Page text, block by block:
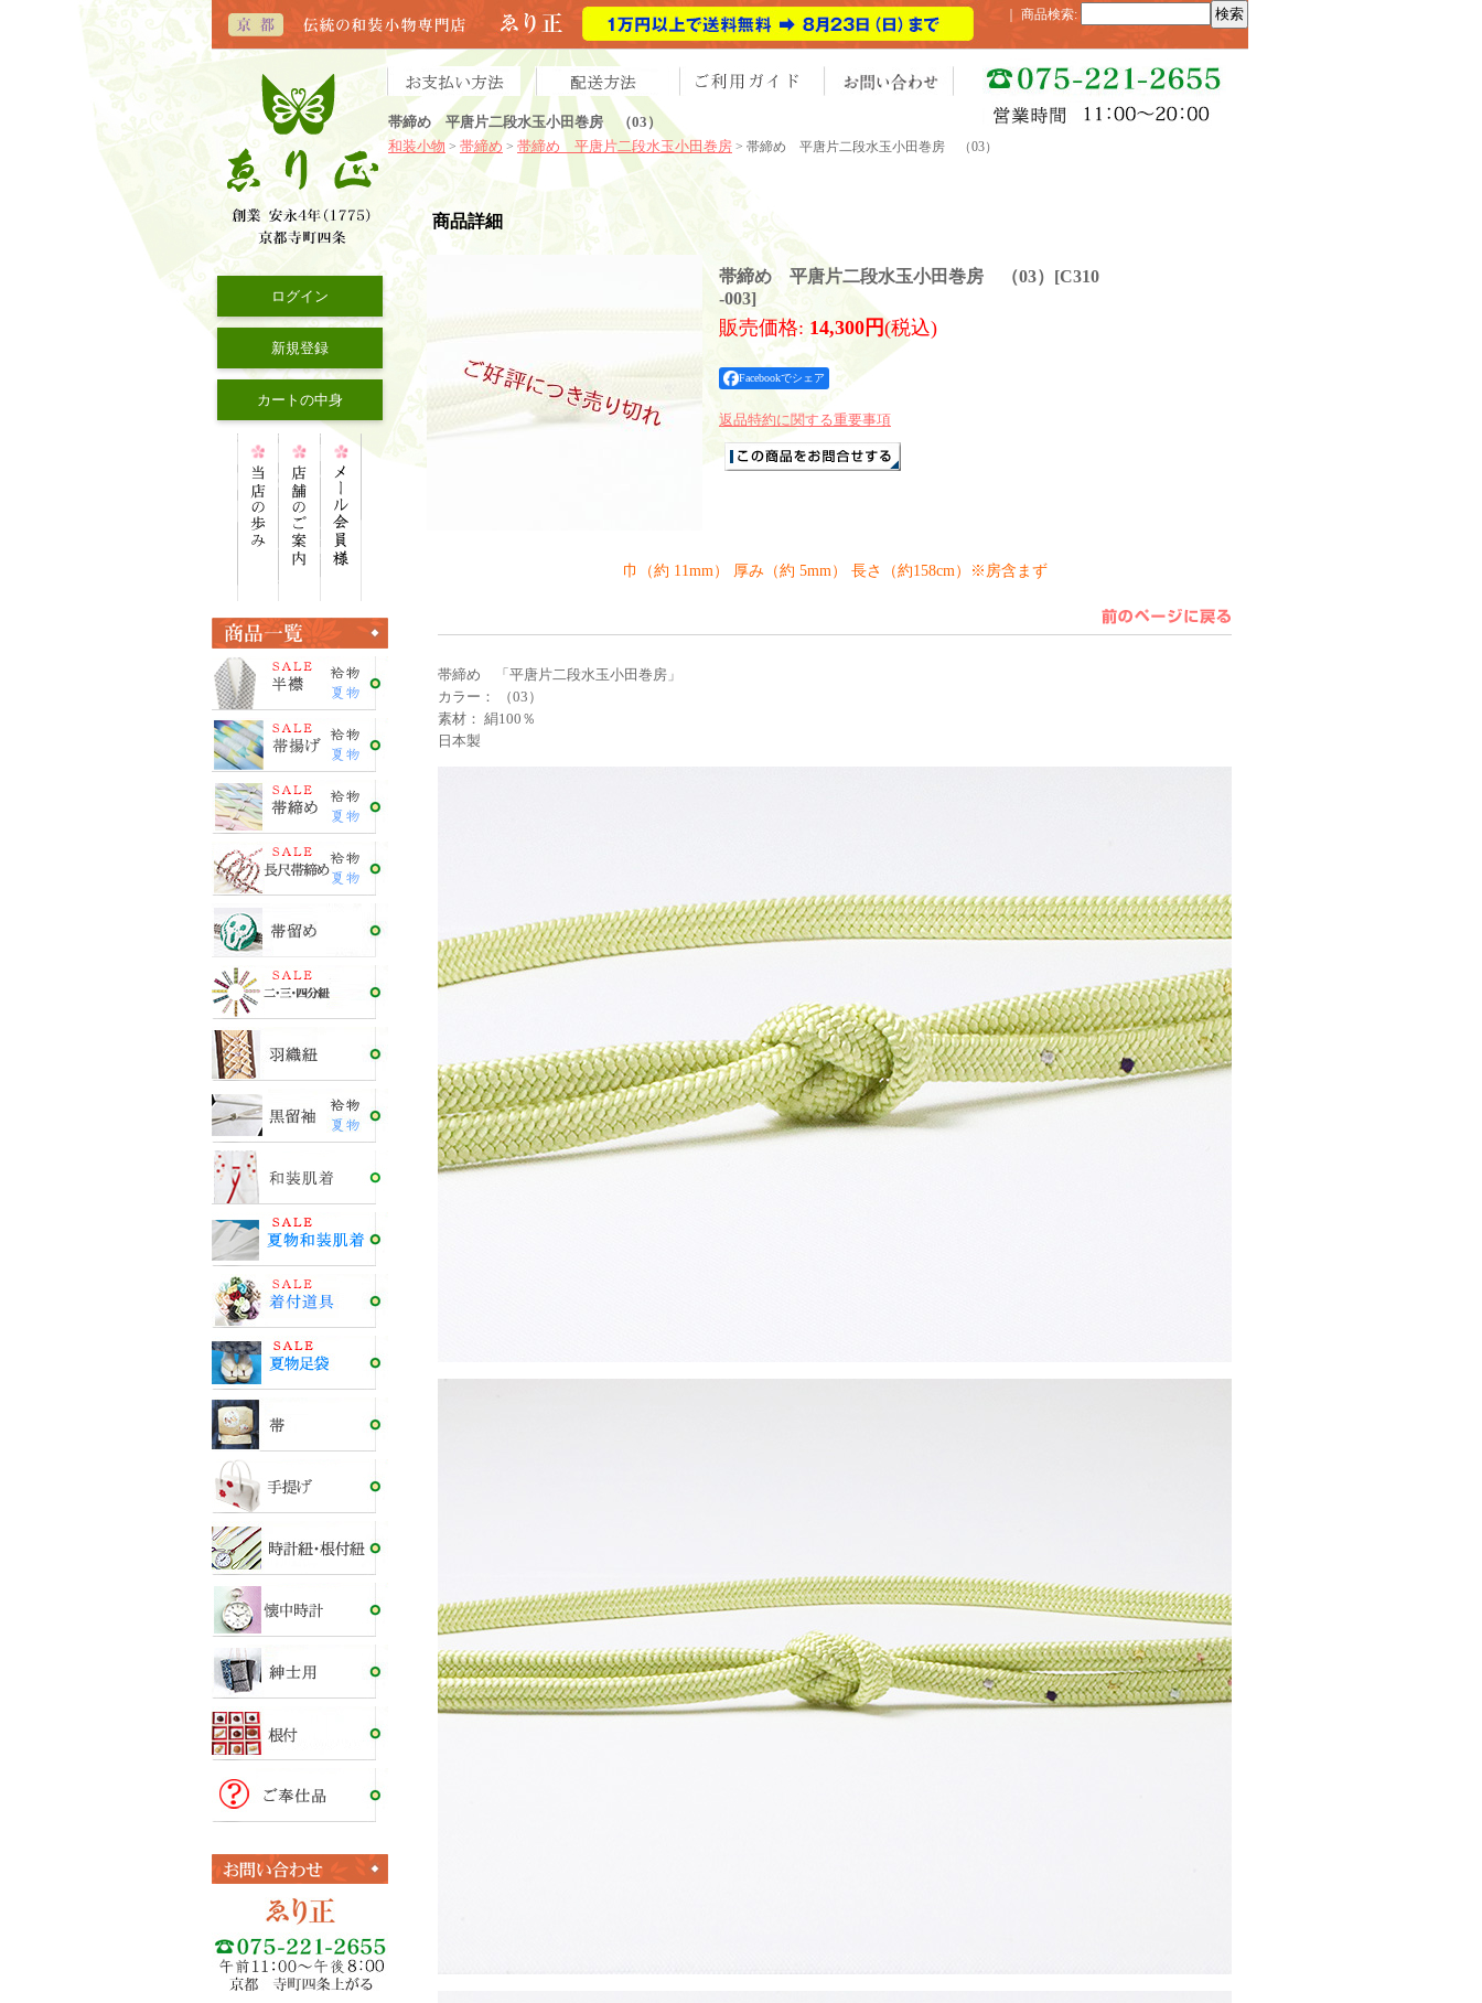
帯締め 平唐片二段水玉小田巻房 （03）
和装小物 > 帯締め > 帯締め 平唐片二段水玉小田巻房 > 帯締め 平唐片二段水玉小田巻房 （03）
商品検索:
ログイン
新規登録
カートの中身
商品詳細
帯締め 平唐片二段水玉小田巻房 （03） [C310
-003]
販売価格: 14,300円(税込)
Facebookでシェア
返品特約に関する重要事項
巾（約 11mm） 厚み（約 5mm） 長さ（約158cm）※房含まず
帯締め 「平唐片二段水玉小田巻房」
カラー： （03）
素材： 絹100％
日本製